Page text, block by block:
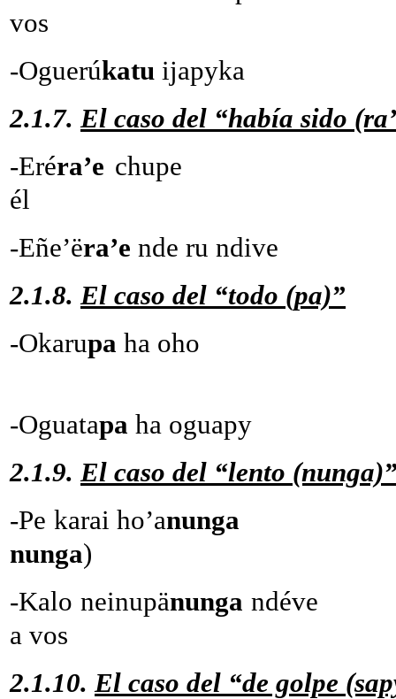
vos
-Oguerúkatu
2.1.7.El caso del “había sido
-Eréra’e
él
-Eñe’ëra’e nde ru
2.1.8.El caso del “todo (pa)”
-Okarupa ha oho
-Oguatapa ha oguapy -
2.1.9.El caso del “lento
-Pe karai ho’a
nunga)
-Kalo neinupänunga ndéve -
a vos
2.1.10.El caso del “de golpe